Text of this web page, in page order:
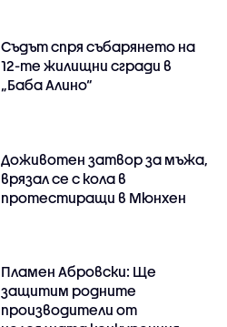
Съдът спря събарянето на
12-те жилищни сгради в
„Баба Алино“
Доживотен затвор за мъжа,
врязал се с кола в
протестиращи в Мюнхен
Пламен Абровски: Ще
защитим родните
производители от